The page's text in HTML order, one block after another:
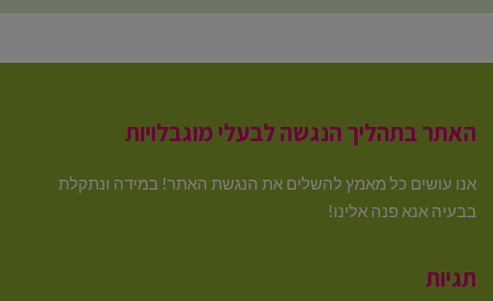
האתר בתהליך הנגשה לבעלי מוגבלויות
אנו עושים כל מאמץ להשלים את הנגשת האתר! במידה ונתקלת
בבעיה אנא פנה אלינו!
תגיות